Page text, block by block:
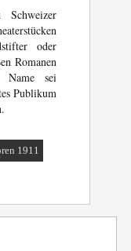
oder
Romanen
sei
Publikum
1911